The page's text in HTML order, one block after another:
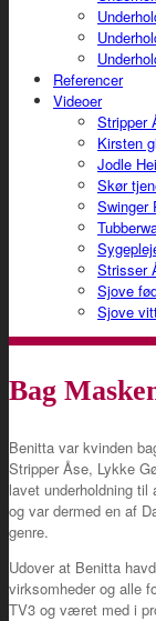
Referencer
Videoer
Stripper
Kirsten
Jodle
Skør
Swinger
Strisser
Sjove
Sjove
Bag
Benitta var kvinden
Stripper Åse, Lykke
lavet underholdning til
og var dermed en af
genre.
Udover at Benitta
virksomheder og alle
TV3 og været med i